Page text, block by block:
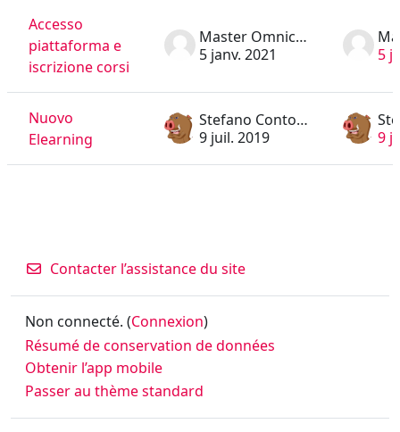
Accesso
piattaforma e
iscrizione corsi
Master Omnicomprensivo
5 janv. 2021
5
Nuovo
Elearning
Stefano Contorni
9 juil. 2019
9
Contacter l’assistance du site
Non connecté. (Connexion)
Résumé de conservation de données
Obtenir l’app mobile
Passer au thème standard